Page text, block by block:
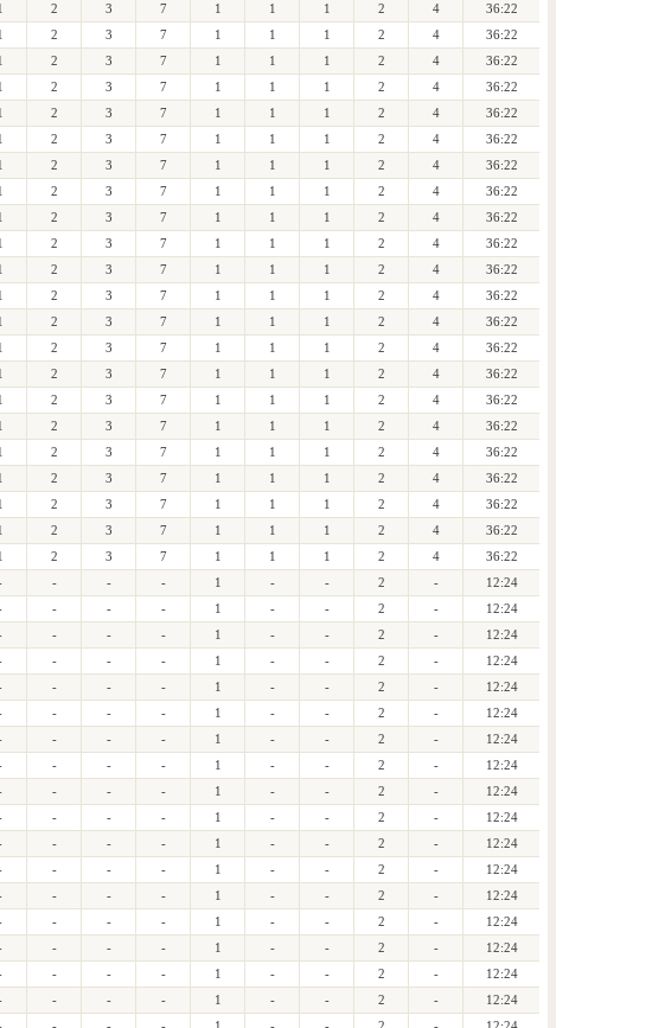
2 3 7 1 1 1 2 4
36:22
2 3 7 1 1 1 2 4
36:22
2 3 7 1 1 1 2 4
36:22
2 3 7 1 1 1 2 4
36:22
2 3 7 1 1 1 2 4
36:22
2 3 7 1 1 1 2 4
36:22
2 3 7 1 1 1 2 4
36:22
2 3 7 1 1 1 2 4
36:22
2 3 7 1 1 1 2 4
36:22
2 3 7 1 1 1 2 4
36:22
2 3 7 1 1 1 2 4
36:22
2 3 7 1 1 1 2 4
36:22
2 3 7 1 1 1 2 4
36:22
2 3 7 1 1 1 2 4
36:22
2 3 7 1 1 1 2 4
36:22
2 3 7 1 1 1 2 4
36:22
2 3 7 1 1 1 2 4
36:22
2 3 7 1 1 1 2 4
36:22
2 3 7 1 1 1 2 4
36:22
2 3 7 1 1 1 2 4
36:22
2 3 7 1 1 1 2 4
36:22
2 3 7 1 1 1 2 4
36:22
- - - 1 - - 2 -
12:24
- - - 1 - - 2 -
12:24
- - - 1 - - 2 -
12:24
- - - 1 - - 2 -
12:24
- - - 1 - - 2 -
12:24
- - - 1 - - 2 -
12:24
- - - 1 - - 2 -
12:24
- - - 1 - - 2 -
12:24
- - - 1 - - 2 -
12:24
- - - 1 - - 2 -
12:24
- - - 1 - - 2 -
12:24
- - - 1 - - 2 -
12:24
- - - 1 - - 2 -
12:24
- - - 1 - - 2 -
12:24
- - - 1 - - 2 -
12:24
- - - 1 - - 2 -
12:24
- - - 1 - - 2 -
12:24